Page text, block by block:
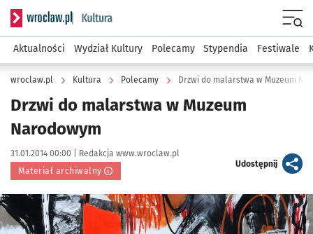
Serwis informacyjny wroclaw.pl podserwis: Kultura
Aktualności Wydział Kultury Polecamy Stypendia Festiwale
wroclaw.pl Kultura Polecamy Drzwi do malarstwa w Muzeum
Drzwi do malarstwa w Muzeum
Narodowym
Data publikacji:
31.01.2014 00:00 | Autor:
Redakcja www.wroclaw.pl
Materiał archiwalny
Udostępnijartykuł
Kliknij, aby powiększyć